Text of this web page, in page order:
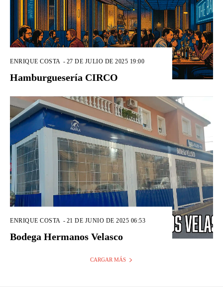
ENRIQUE COSTA - 27 DE JULIO DE 2025 19:00
Hamburguesería CIRCO
ENRIQUE COSTA - 21 DE JUNIO DE 2025 06:53
Bodega Hermanos Velasco
CARGAR MÁS